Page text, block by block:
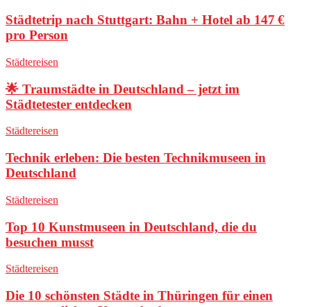
Städtetrip nach Stuttgart: Bahn + Hotel ab 147 €
pro Person
Städtereisen
🌟 Traumstädte in Deutschland – jetzt im
Städtetester entdecken
Städtereisen
Technik erleben: Die besten Technikmuseen in
Deutschland
Städtereisen
Top 10 Kunstmuseen in Deutschland, die du
besuchen musst
Städtereisen
Die 10 schönsten Städte in Thüringen für einen